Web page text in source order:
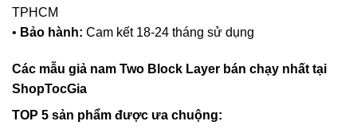
TPHCM
• Bảo hành: Cam kết 18-24 tháng sử dụng
Các mẫu giả nam Two Block Layer bán chạy nhất tại
ShopTocGia
TOP 5 sản phẩm được ưa chuộng: